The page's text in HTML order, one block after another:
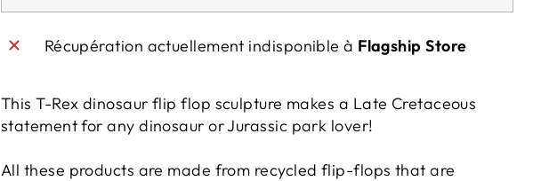
Récupération actuellement indisponible à Flagship Store
This T-Rex dinosaur flip flop sculpture makes a Late Cretaceous
statement for any dinosaur or Jurassic park lover!
All these products are made from recycled flip-flops that are